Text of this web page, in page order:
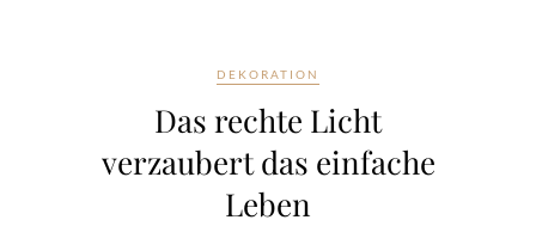
DEKORATION
Das rechte Licht
verzaubert das einfache
Leben